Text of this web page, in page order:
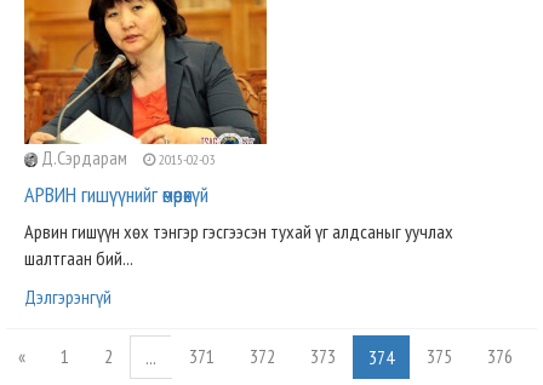
Д.Сэрдарам 2015-02-03
АРВИН гишүүнийг өмөөрөхүй
Арвин гишүүн хөх тэнгэр гэсгээсэн тухай үг алдсаныг уучлах
шалтгаан бий...
Дэлгэрэнгүй
« 1 2 ... 371 372 373 374 375
376